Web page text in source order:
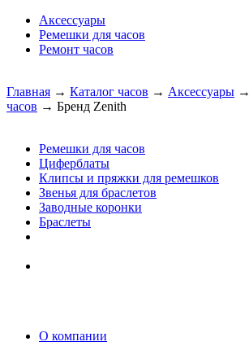
Аксессуары
Ремешки для часов
Ремонт часов
Главная → Каталог часов → Аксессуары →
часов → Бренд Zenith
Ремешки для часов
Циферблаты
Клипсы и пряжки для ремешков
Звенья для браслетов
Заводные коронки
Браслеты
О компании